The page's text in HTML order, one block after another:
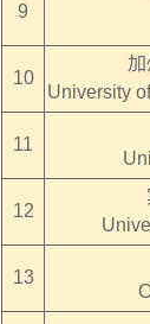
9
10
加
University
11
12
13